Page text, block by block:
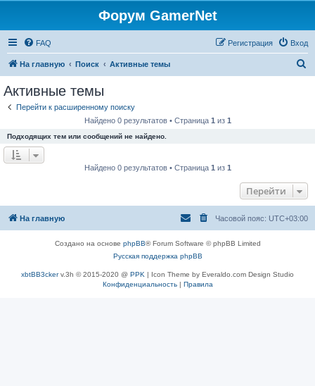
Форум GamerNet
FAQ Вход
Регистрация
На главную Поиск Активные темы
Активные темы
Перейти к расширенному поиску
Найдено 0 результатов • Страница 1 из 1
Подходящих тем или сообщений не найдено.
Найдено 0 результатов • Страница 1 из 1
Перейти
На главную Часовой пояс: UTC+03:00
Создано на основе phpBB® Forum Software © phpBB Limited
Русская поддержка phpBB
xbtBB3ckerv.3h © 2015-2020 @ PPK | Icon Theme by Everaldo.com Design Studio
Конфиденциальность| Правила